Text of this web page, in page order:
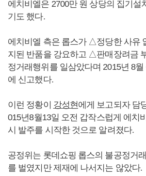
에치비엘은 2700만 원 상당의 집기설
기도 했다.
에치비엘 측은 롭스가 △정당한 사유
지된 반품을 강요하고 △판매장려금
정거래행위를 일삼았다며 2015년 8
에 신고했다.
이런 정황이 강성현에게 보고되자 담
015년8월13일 오전 갑작스럽게 에치
시 발주를 시작한 것으로 알려졌다.
공정위는 롯데쇼핑 롭스의 불공정거
를 벌였지만 제재에 나서지는 않았다.